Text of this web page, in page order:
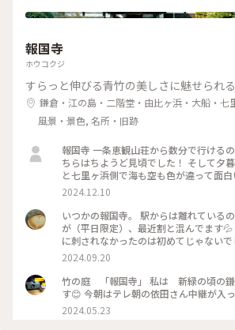
報国寺
ホウコクジ
すらっと伸びる青竹の美しさに魅せられる
鎌倉・江の島・二階堂・由比ヶ浜・大船・七
風景・景色, 名所・旧跡
報国寺 一条恵観山荘から数分で行けるので寄ってみました こ
ちらはちようど見頃でした！ そして夕
と七里ヶ浜側で海も空も色が違って面
2024.12.10
いつかの報国寺。 駅からは離れている
が（平日限定）、最近割と混んでます
に刺されなかったのは初めてじゃない
た〜🦟 #ことりっぷ旅2024 #鎌倉
2024.09.20
竹の庭 「報国寺」 私は 新緑の頃の鎌倉がいちばん好きで
す😊 今朝はテレ朝の依田さん中継が入
2024.05.23